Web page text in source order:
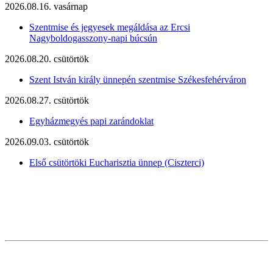
2026.08.16. vasárnap
Szentmise és jegyesek megáldása az Ercsi
Nagyboldogasszony-napi búcsún
2026.08.20. csütörtök
Szent István király ünnepén szentmise Székesfehérváron
2026.08.27. csütörtök
Egyházmegyés papi zarándoklat
2026.09.03. csütörtök
Első csütörtöki Eucharisztia ünnep (Ciszterci)